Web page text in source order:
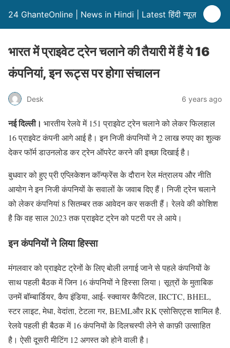
24 GhanteOnline | News in Hindi | Latest हिंदी न्यूज़
भारत में प्राइवेट ट्रेन चलाने की तैयारी में हैं ये 16
कंपनियां, इन रूट्स पर होगा संचालन
Desk 6 years ago
नई दिल्ली। भारतीय रेलवे में 151 प्राइवेट ट्रेन चलाने को लेकर फिलहाल
16 प्राइवेट कंपनी आगे आई है। इन निजी कंपनियों ने 2 लाख रुपए का शुल्क
देकर फॉर्म डाउनलोड कर ट्रेन ऑपरेट करने की इच्छा दिखाई है।
बुधवार को हुए प्री एप्लिकेशन कॉन्फ्रेंस के दौरान रेल मंत्रालय और नीति
आयोग ने इन निजी कंपनियों के सवालों के जवाब दिए हैं। निजी ट्रेन चलाने
को लेकर कंपनियां 8 सितम्बर तक आवेदन कर सकती हैं। रेलवे की कोशिश
है कि वह साल 2023 तक प्राइवेट ट्रेन को पटरी पर ले आये।
इन कंपनियों ने लिया हिस्सा
मंगलवार को प्राइवेट ट्रेनों के लिए बोली लगाई जाने से पहले कंपनियों के
साथ पहली बैठक में जिन 16 कंपनियों ने हिस्सा लिया। सूत्रों के मुताबिक
उनमें बॉम्बार्डियर, कैप इंडिया, आई- स्क्वायर कैपिटल, IRCTC, BHEL,
स्टर लाइट, मेधा, वेदांता, टेटला गर, BEMLऔर RK एसोसिएट्स शामिल है.
रेलवे पहली ही बैठक में 16 कंपनियों के दिलचस्पी लेने से काफ़ी उत्साहित
है। ऐसी दूसरी मीटिंग 12 अगस्त को होने वाली है।